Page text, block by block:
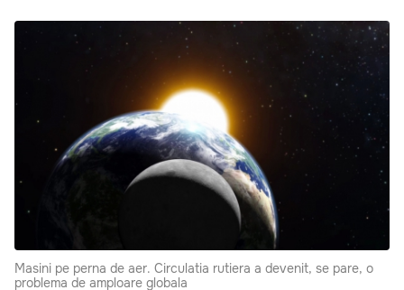
Masini pe perna de aer. Circulatia rutiera a devenit, se pare, o
problema de amploare globala